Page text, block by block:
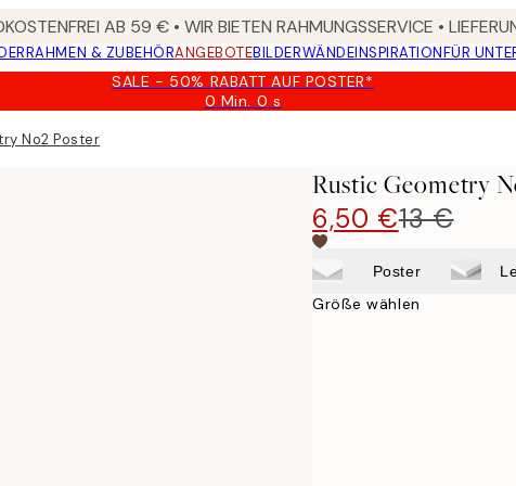
AB 59 € • WIR BIETEN RAHMUNGSSERVICE •
RAHMEN & ZUBEHÖRANGEBOTEBILDERWÄNDEINSPIRATIONFÜR
SALE - 50% RABATT AUF POSTER*
0 Min. 0 s
Gültig
No2 Poster
Rustic Geometry
6,50 €13 €
Poster
Größe wählen